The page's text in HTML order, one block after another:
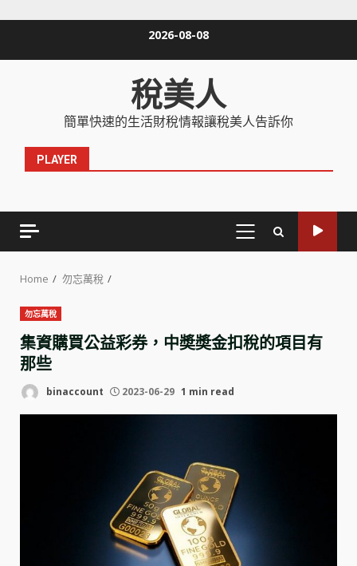
2026-08-08
稅美人
簡單快速的生活財稅情報讓稅美人告訴你
PLAYER
PRIMARY
Home 勿忘萬稅
勿忘萬稅
集資購買公益彩券，中奬奬金扣稅的項目有
那些
binaccount 2023-06-29 1 min read